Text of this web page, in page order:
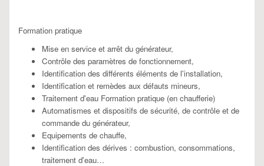
Formation pratique
Mise en service et arrêt du générateur,
Contrôle des paramètres de fonctionnement,
Identification des différents éléments de l'installation,
Identification et remèdes aux défauts mineurs,
Traitement d'eau Formation pratique (en chaufferie)
Automatismes et dispositifs de sécurité, de contrôle et de
commande du générateur,
Equipements de chauffe,
Identification des dérives : combustion, consommations,
traitement d'eau…